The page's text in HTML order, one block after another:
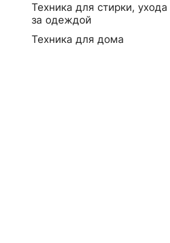
Техника для стирки, ухода
за одеждой
Техника для дома